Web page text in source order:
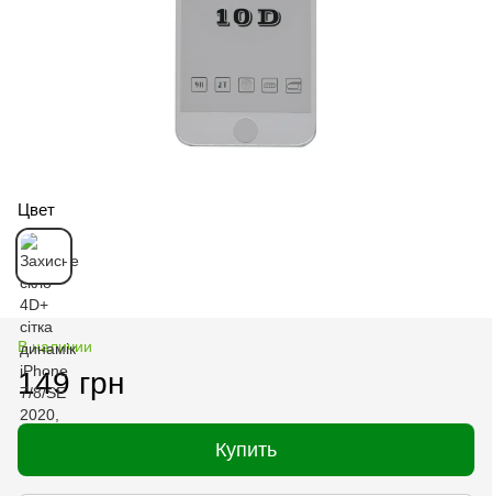
Цвет
В наличии
149 грн
Купить